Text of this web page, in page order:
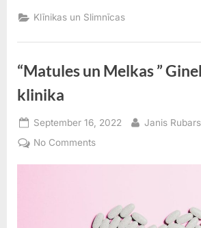
Klīnikas un Slimnīcas
“Matules un Melkas ”
klinika
Posted
on
September 16, 2022 By
Janis Rubars
No Commentson
Ginekologijas